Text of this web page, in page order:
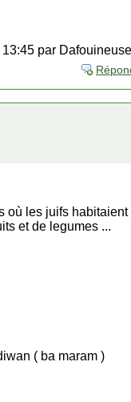
par
où les juifs
et de legumes ...
( ba maram )